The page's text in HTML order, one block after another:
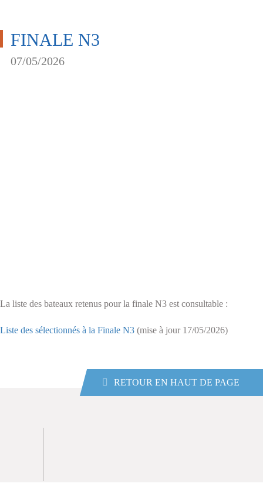
FINALE N3
07/05/2026
La liste des bateaux retenus pour la finale N3 est consultable :
Liste des sélectionnés à la Finale N3 (mise à jour 17/05/2026)
RETOUR EN HAUT DE PAGE